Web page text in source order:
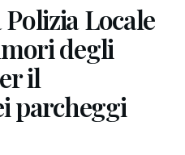
Locale
degli
il
parcheggi